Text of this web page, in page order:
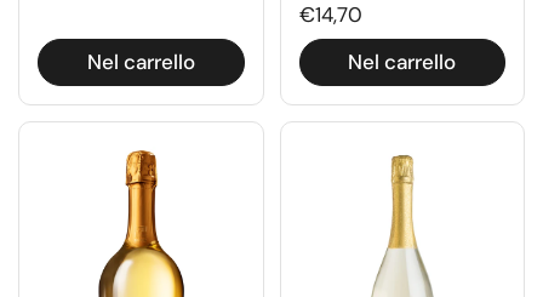
Nel carrello
€14,70
Nel carrello